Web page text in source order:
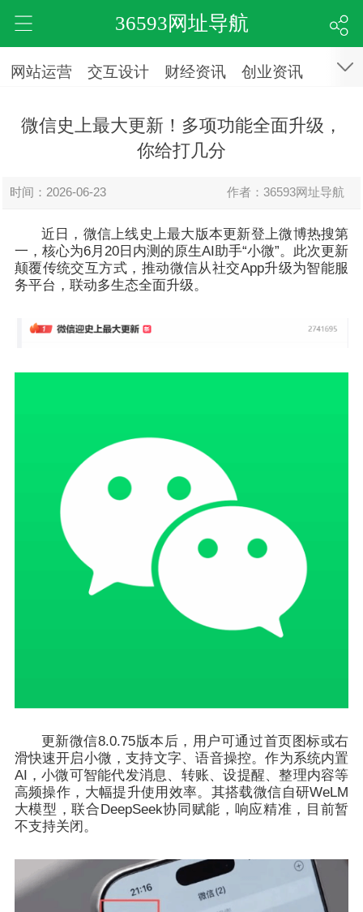
36593网址导航
网站运营 交互设计 财经资讯 创业资讯
微信史上最大更新！多项功能全面升级，
你给打几分
时间：2026-06-23 作者：36593网址导航
近日，微信上线史上最大版本更新登上微博热搜第
一，核心为6月20日内测的原生AI助手“小微”。此次更新
颠覆传统交互方式，推动微信从社交App升级为智能服
务平台，联动多生态全面升级。
更新微信8.0.75版本后，用户可通过首页图标或右
滑快速开启小微，支持文字、语音操控。作为系统内置
AI，小微可智能代发消息、转账、设提醒、整理内容等
高频操作，大幅提升使用效率。其搭载微信自研WeLM
大模型，联合DeepSeek协同赋能，响应精准，目前暂
不支持关闭。